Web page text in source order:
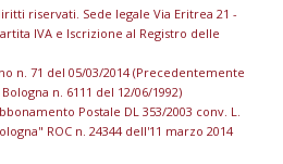
riservati. Sede legale Via Eritrea 21 -
IVA e Iscrizione al Registro delle
n. 71 del 05/03/2014 (Precedentemente
n. 6111 del 12/06/1992)
Postale DL 353/2003 conv. L.
ROC n. 24344 dell'11 marzo 2014